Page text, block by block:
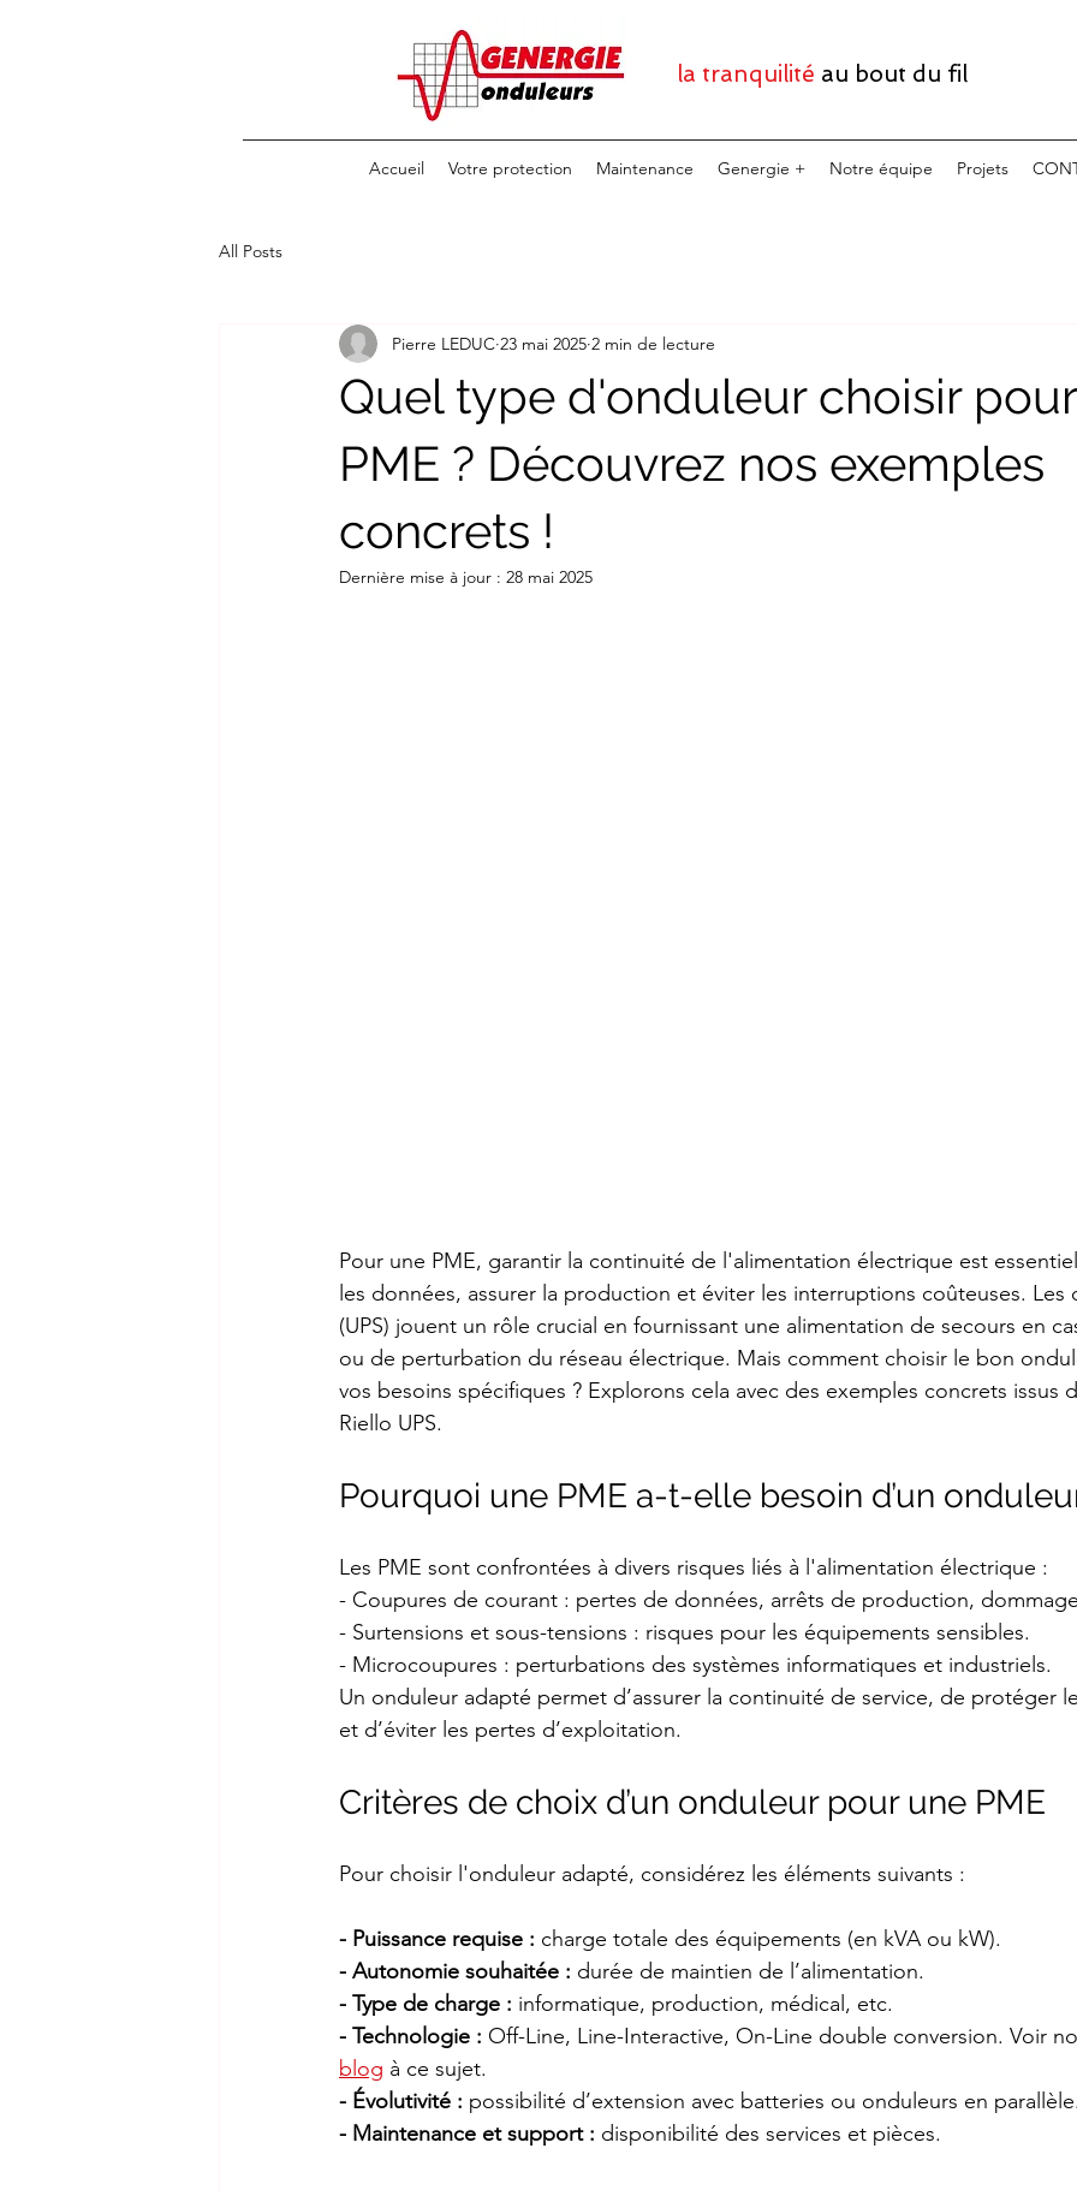
la tranquilité au bout du fil
Accueil Votre protection Maintenance Genergie + Notre équipe Projets
All Posts
Quel type d'onduleur choisir
PME ? Découvrez nos exemples
concrets !
Pierre LEDUC 23 mai 2025 2 min de lecture
Dernière mise à jour : 28 mai 2025
Pour une PME, garantir la continuité de l'alimentation électrique est
les données, assurer la production et éviter les interruptions coûteuses. Les
(UPS) jouent un rôle crucial en fournissant une alimentation de secours en
ou de perturbation du réseau électrique. Mais comment choisir le bon
vos besoins spécifiques ? Explorons cela avec des exemples concrets issus
Riello UPS.
Pourquoi une PME a-t-elle besoin d’un
Les PME sont confrontées à divers risques liés à l'alimentation électrique :
- Coupures de courant : pertes de données, arrêts de production,
- Surtensions et sous-tensions : risques pour les équipements sensibles.
- Microcoupures : perturbations des systèmes informatiques et industriels.
Un onduleur adapté permet d’assurer la continuité de service, de protéger
et d’éviter les pertes d’exploitation.
Critères de choix d’un onduleur pour une PME
Pour choisir l'onduleur adapté, considérez les éléments suivants :
- Puissance requise : charge totale des équipements (en kVA ou kW).
- Autonomie souhaitée : durée de maintien de l’alimentation.
- Type de charge : informatique, production, médical, etc.
- Technologie : Off-Line, Line-Interactive, On-Line double conversion. Voir
blog à ce sujet.
- Évolutivité : possibilité d’extension avec batteries ou onduleurs en parallèle.
- Maintenance et support : disponibilité des services et pièces.